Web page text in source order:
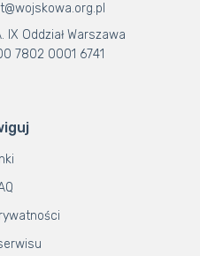
IX Oddział Warszawa
7802 0001 6741